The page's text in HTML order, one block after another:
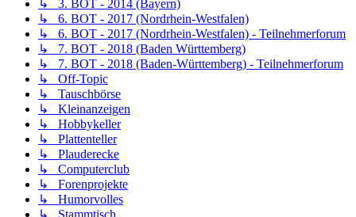
↳ 3. BOT - 2014 (Bayern)
↳ 6. BOT - 2017 (Nordrhein-Westfalen)
↳ 6. BOT - 2017 (Nordrhein-Westfalen) - Teilnehmerforum
↳ 7. BOT - 2018 (Baden Württemberg)
↳ 7. BOT - 2018 (Baden-Württemberg) - Teilnehmerforum
↳ Off-Topic
↳ Tauschbörse
↳ Kleinanzeigen
↳ Hobbykeller
↳ Plattenteller
↳ Plauderecke
↳ Computerclub
↳ Forenprojekte
↳ Humorvolles